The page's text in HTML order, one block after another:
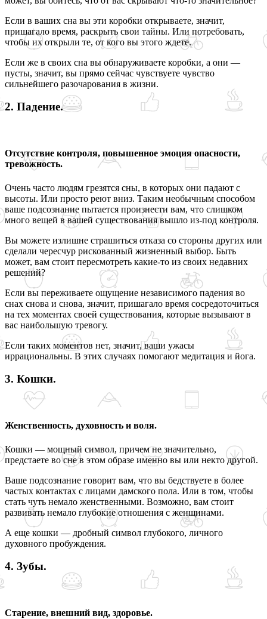
Если в ваших сна вы эти коробки открываете, значит,
пришагало время, раскрыть свои тайны. Или потребовать,
чтобы их открыли те, от кого вы этого ждете.
Если же в своих сна вы обнаруживаете коробки, а они —
пусты, значит, вы прямо сейчас чувствуете чувство
сильнейшего разочарования в жизни.
2. Падение.
Отсутствие контроля, повышенное эмоция опасности,
тревожность.
Очень часто людям грезятся сны, в которых они падают с
высоты. Или просто реют вниз. Таким необычным способом
ваше подсознание пытается произнести вам, что слишком
много вещей в вашей существования вышло из-под контроля.
Вы можете излишне страшиться отказа со стороны других или
сделали чересчур рискованный жизненный выбор. Быть
может, вам стоит пересмотреть какие-то из своих недавних
решений?
Если вы переживаете ощущение независимого падения во
снах снова и снова, значит, пришагало время сосредоточиться
на тех моментах своей существования, которые вызывают в
вас наибольшую тревогу.
Если таких моментов нет, значит, ваши ужасы
иррациональны. В этих случаях помогают медитация и йога.
3. Кошки.
Женственность, духовность и воля.
Кошки — мощный символ, причем не значительно,
предстаете во сне в этом образе именно вы или некто другой.
Ваше подсознание говорит вам, что вы бедствуете в более
частых контактах с лицами дамского пола. Или в том, чтобы
стать чуть немало женственными. Возможно, вам стоит
развивать немало глубокие отношения с женщинами.
А еще кошки — дробный символ глубокого, личного
духовного пробуждения.
4. Зубы.
Старение, внешний вид, здоровье.